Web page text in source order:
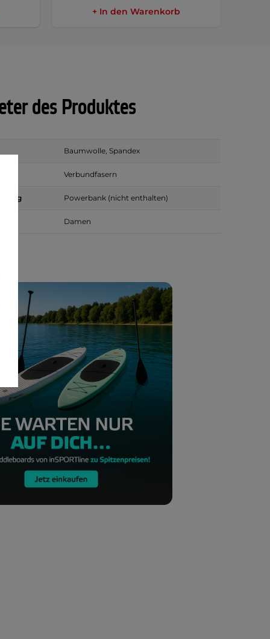
+ In den Warenkorb
des Produktes
Baumwolle, Spandex
Verbundfasern
Powerbank (nicht enthalten)
Damen